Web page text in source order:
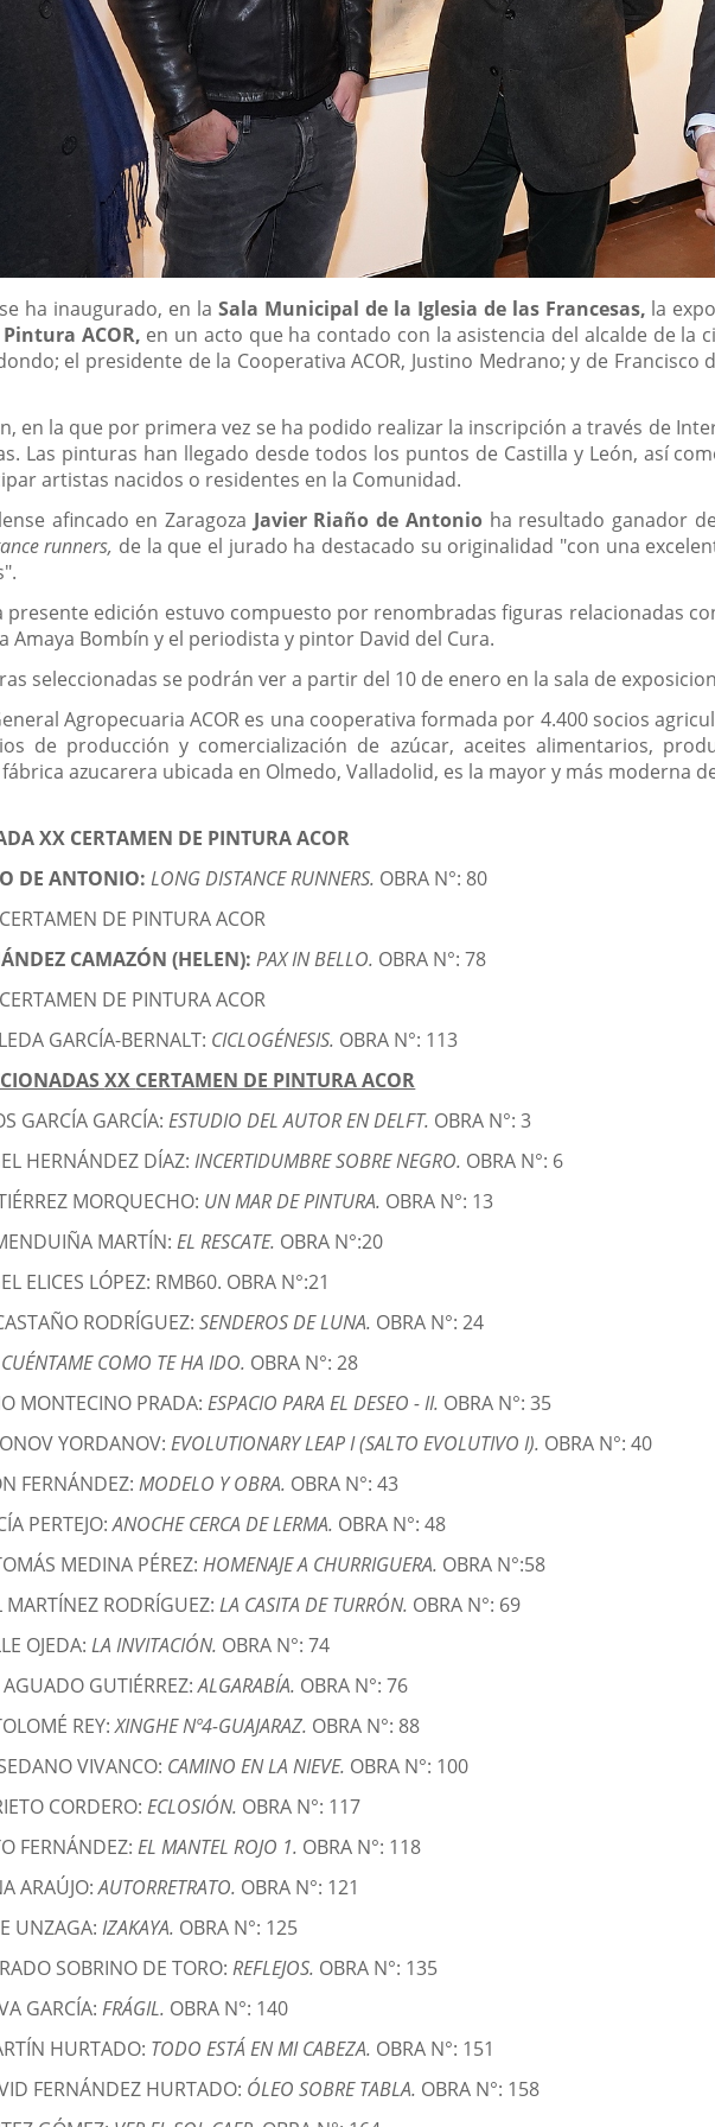
ha inaugurado, en la Sala Municipal de la Iglesia de las Francesas, la
ACOR, en un acto que ha contado con la asistencia del alcalde de la
el presidente de la Cooperativa ACOR, Justino Medrano; y de
en la que por primera vez se ha podido realizar la inscripción a través de
Las pinturas han llegado desde todos los puntos de Castilla y León, así
artistas nacidos o residentes en la Comunidad.
afincado en Zaragoza Javier Riaño de Antonioha resultado ganador
runners, de la que el jurado ha destacado su originalidad "con una
presente edición estuvo compuesto por renombradas figuras relacionadas
Amaya Bombín y el periodista y pintor David del Cura.
seleccionadas se podrán ver a partir del 10 de enero en la sala de
Agropecuaria ACOR es una cooperativa formada por 4.400 socios
de producción y comercialización de azúcar, aceites alimentarios,
azucarera ubicada en Olmedo, Valladolid, es la mayor y más moderna
XX CERTAMEN DE PINTURA ACOR
DE ANTONIO:LONG DISTANCE RUNNERS. OBRA N°: 80
DE PINTURA ACOR
CAMAZÓN (HELEN):PAX IN BELLO. OBRA N°: 78
DE PINTURA ACOR
GARCÍA-BERNALT: CICLOGÉNESIS. OBRA N°: 113
XX CERTAMEN DE PINTURA ACOR
GARCÍA GARCÍA:ESTUDIO DEL AUTOR EN DELFT. OBRA N°: 3
HERNÁNDEZ DÍAZ:INCERTIDUMBRE SOBRE NEGRO. OBRA N°: 6
MORQUECHO: UN MAR DE PINTURA. OBRA N°: 13
MARTÍN:EL RESCATE. OBRA N°:20
ELICES LÓPEZ: RMB60. OBRA N°:21
RODRÍGUEZ:SENDEROS DE LUNA. OBRA N°: 24
CUÉNTAME COMO TE HA IDO. OBRA N°: 28
MONTECINO PRADA:ESPACIO PARA EL DESEO - II. OBRA N°: 35
YORDANOV:EVOLUTIONARY LEAP I (SALTO EVOLUTIVO I). OBRA N°: 40
FERNÁNDEZ:MODELO Y OBRA. OBRA N°: 43
PERTEJO:ANOCHE CERCA DE LERMA. OBRA N°: 48
MEDINA PÉREZ:HOMENAJE A CHURRIGUERA. OBRA N°:58
MARTÍNEZ RODRÍGUEZ:LA CASITA DE TURRÓN. OBRA N°: 69
OJEDA:LA INVITACIÓN. OBRA N°: 74
AGUADO GUTIÉRREZ:ALGARABÍA. OBRA N°: 76
REY:XINGHE Nº4-GUAJARAZ. OBRA N°: 88
VIVANCO: CAMINO EN LA NIEVE. OBRA N°: 100
CORDERO:ECLOSIÓN. OBRA N°: 117
FERNÁNDEZ:EL MANTEL ROJO 1. OBRA N°: 118
ARAÚJO:AUTORRETRATO. OBRA N°: 121
UNZAGA:IZAKAYA. OBRA N°: 125
SOBRINO DE TORO:REFLEJOS. OBRA N°: 135
GARCÍA:FRÁGIL. OBRA N°: 140
HURTADO: TODO ESTÁ EN MI CABEZA. OBRA N°: 151
FERNÁNDEZ HURTADO: ÓLEO SOBRE TABLA. OBRA N°: 158